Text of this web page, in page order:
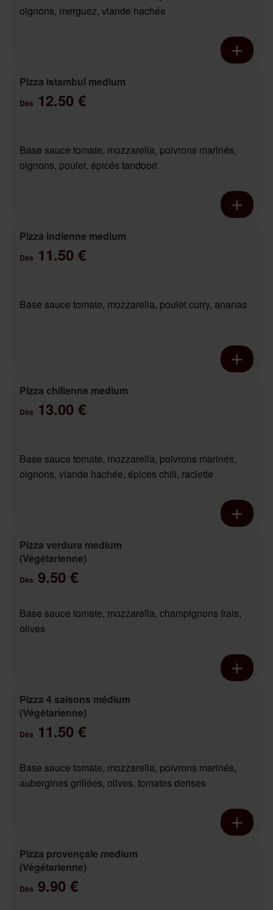
oignons, merguez, viande hachée
Pizza istambul medium
Dès 12.50 €
Base sauce tomate, mozzarella, poivrons marinés,
oignons, poulet, épicés tandoori
Pizza indienne medium
Dès 11.50 €
Base sauce tomate, mozzarella, poulet curry, ananas
Pizza chilienne medium
Dès 13.00 €
Base sauce tomate, mozzarella, poivrons marinés,
oignons, viande hachée, épices chili, raclette
Pizza verdura medium
(Végétarienne)
Dès 9.50 €
Base sauce tomate, mozzarella, champignons frais,
olives
Pizza 4 saisons médium
(Végétarienne)
Dès 11.50 €
Base sauce tomate, mozzarella, poivrons marinés,
aubergines grillées, olives, tomates derises
Pizza provençale medium
(Végétarienne)
Dès 9.90 €